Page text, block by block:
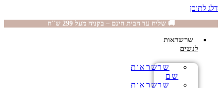
דלג לתוכן
🚚 שליח עד הבית חינם – בקניה מעל 299 ש"ח
שרשראות
לנשים
שרשראות
שם
שרשראות